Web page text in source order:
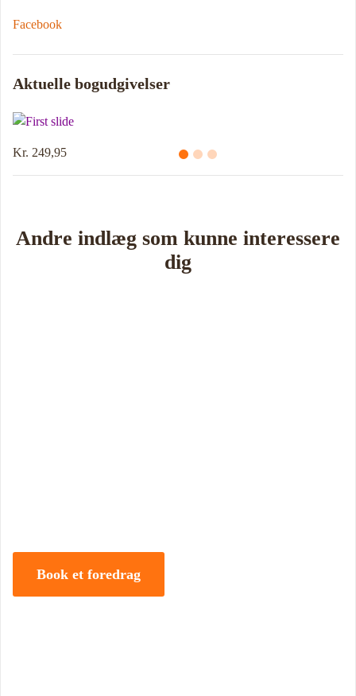
Facebook
Aktuelle bogudgivelser
Kr. 214,95
Andre indlæg som kunne interessere
dig
Book et foredrag